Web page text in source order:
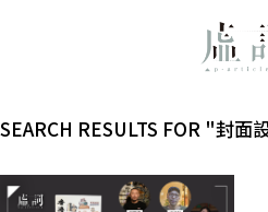
SEARCH RESULTS FOR "封面